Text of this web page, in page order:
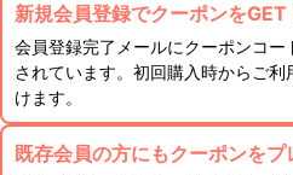
新規会員登録でクーポンをGET
会員登録完了メールにクーポンコー
されています。初回購入時からご利
けます。
既存会員の方にもクーポンをプ